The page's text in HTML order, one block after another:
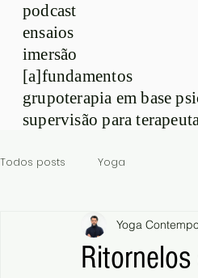
podcast
ensaios
imersão
[a]fundamentos
grupoterapia em base
supervisão para
Todos posts Yoga
Yoga